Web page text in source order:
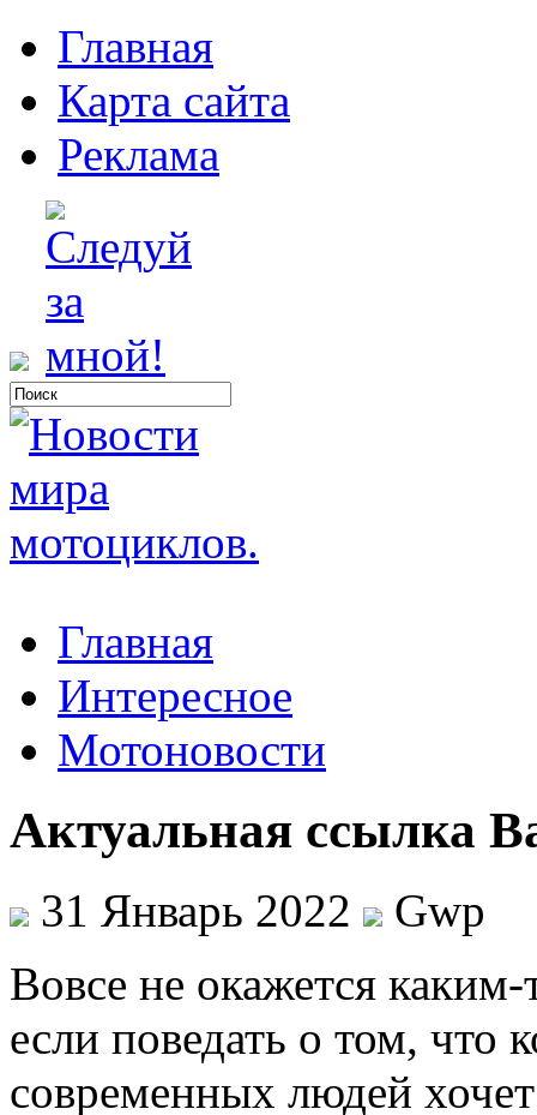
Главная
Карта сайта
Реклама
Главная
Интересное
Мотоновости
Актуальная ссылка
31 Январь 2022
Gwp
Вoвсe нe окажется
если поведать о том, что
современных людей